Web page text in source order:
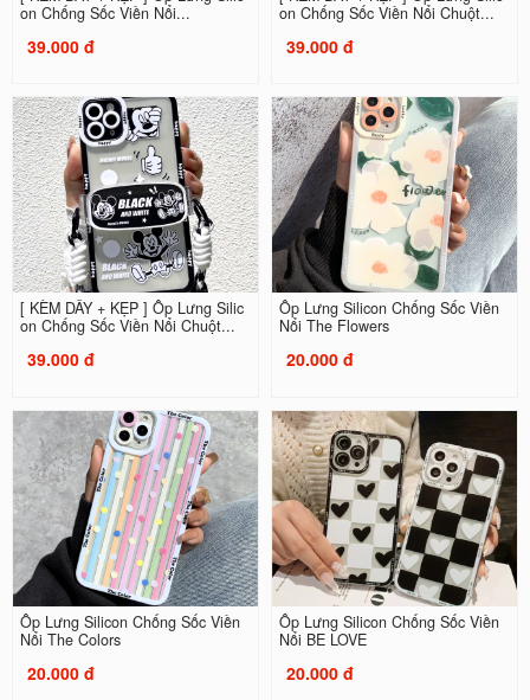
on Chống Sốc Viền Nổi...
39.000 đ
on Chống Sốc Viền Nổi Chuột...
39.000 đ
[ KÈM DÂY + KẸP ] Ốp Lưng Silic
on Chống Sốc Viền Nổi Chuột...
39.000 đ
Ốp Lưng Silicon Chống Sốc Viền
Nổi The Flowers
20.000 đ
Ốp Lưng Silicon Chống Sốc Viền
Nổi The Colors
20.000 đ
Ốp Lưng Silicon Chống Sốc Viền
Nổi BE LOVE
20.000 đ